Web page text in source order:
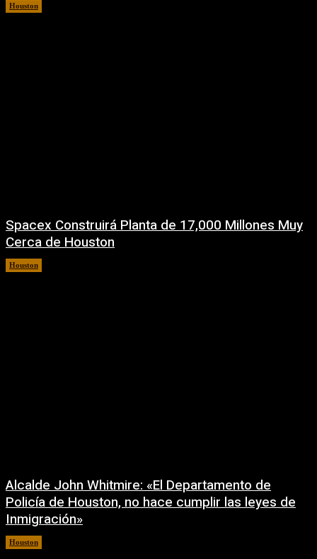
Houston
Spacex Construirá Planta de 17,000 Millones Muy
Cerca de Houston
Houston
Alcalde John Whitmire: «El Departamento de
Policía de Houston, no hace cumplir las leyes de
Inmigración»
Houston